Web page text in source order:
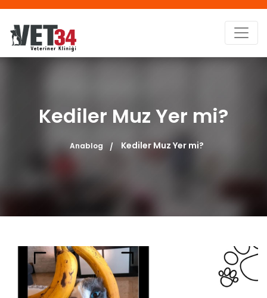
Kediler Muz Yer mi?
Anablog Kediler Muz Yer mi?